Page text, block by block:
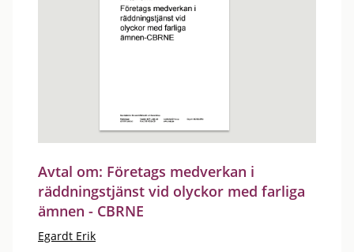
Avtal om: Företags medverkan i
räddningstjänst vid olyckor med farliga
ämnen - CBRNE
Egardt Erik